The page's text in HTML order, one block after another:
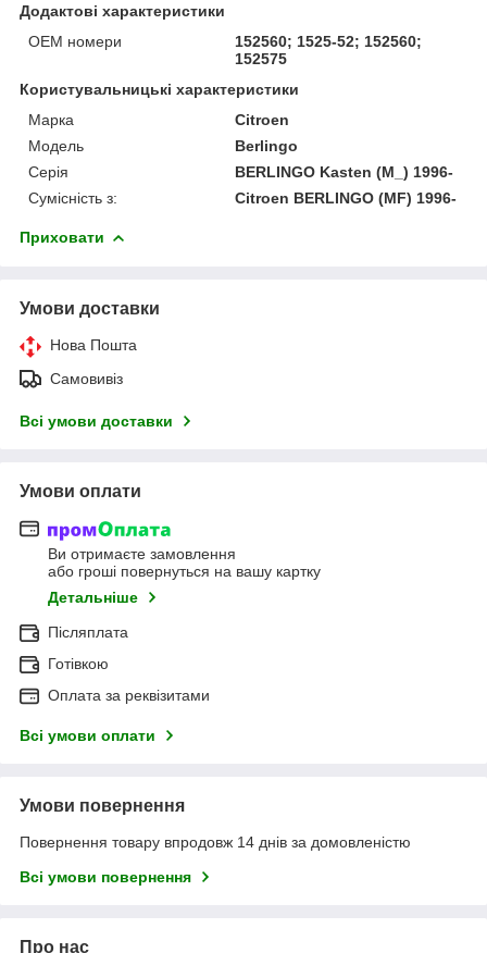
Додактові характеристики
ОЕМ номери
152560; 1525-52; 152560;
152575
Користувальницькі характеристики
Марка
Citroen
Модель
Berlingo
Серія
BERLINGO Kasten (M_) 1996-
Сумісність з:
Citroen BERLINGO (MF) 1996-
Приховати
Умови доставки
Нова Пошта
Самовивіз
Всі умови доставки
Умови оплати
Ви отримаєте замовлення
або гроші повернуться на вашу картку
Детальніше
Післяплата
Готівкою
Оплата за реквізитами
Всі умови оплати
Умови повернення
Повернення товару впродовж 14 днів за домовленістю
Всі умови повернення
Про нас